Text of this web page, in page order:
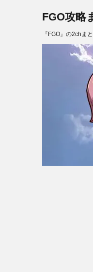
FGO攻略
『FGO』の2chま